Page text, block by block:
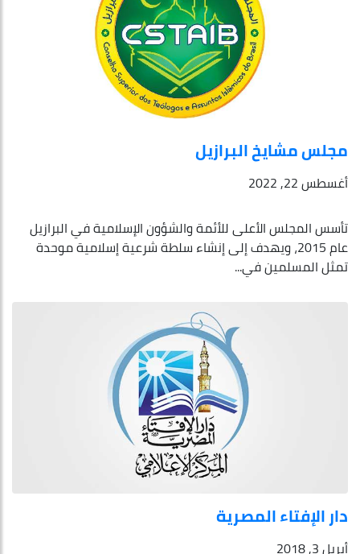
مجلس مشايخ البرازيل
أغسطس 22, 2022
تأسس المجلس الأعلى للأئمة والشؤون الإسلامية في البرازيل
عام 2015، ويهدف إلى إنشاء سلطة شرعية إسلامية موحدة
تمثل المسلمين في...
دار‭ ‬الإفتاء‭ ‬المصرية
أبريل 3, 2018